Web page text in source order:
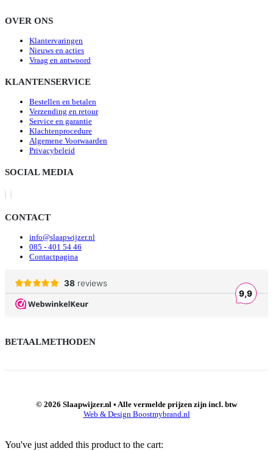
OVER ONS
Klantervaringen
Nieuws en acties
Vraag en antwoord
KLANTENSERVICE
Bestellen en betalen
Verzending en retour
Service en garantie
Klachtenprocedure
Algemene Voorwaarden
Privacybeleid
SOCIAL MEDIA
CONTACT
info@slaapwijzer.nl
085 - 401 54 46
Contactpagina
BETAALMETHODEN
© 2026 Slaapwijzer.nl • Alle vermelde prijzen zijn incl. btw
Web & Design Boostmybrand.nl
You've just added this product to the cart: